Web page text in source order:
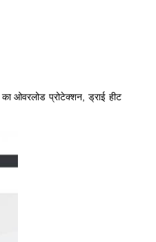
ओवरलोड प्रोटेक्शन, ड्राई हीट